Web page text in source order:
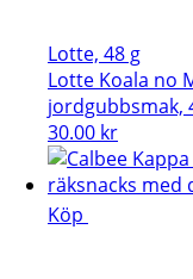
Lotte, 48 g
Lotte Koala no
jordgubbsmak,
30.00 kr
Köp